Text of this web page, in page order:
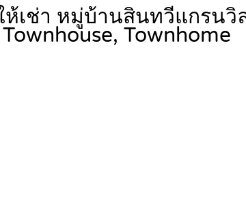
เช่า หมู่บ้านสินทวีแกรนวิ
Townhouse, Townhome